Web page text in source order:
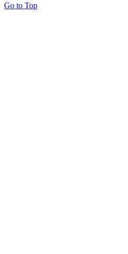
Go to Top